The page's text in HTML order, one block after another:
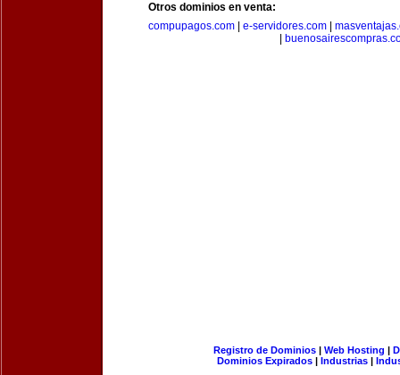
Otros dominios en venta:
compupagos.com
e-servidores.com
Registro de Dominios| Web Hosting |
Dominios Expirados | Industrias |